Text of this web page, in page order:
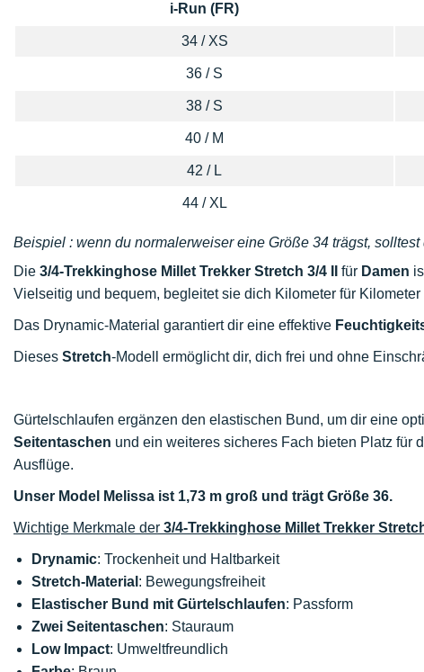
i-Run (FR)
34 / XS
36 / S
38 / S
40 / M
42 / L
44 / XL
Beispiel : wenn du normalerweiser eine Größe 34 trägst,
Die 3/4-Trekkinghose Millet Trekker Stretch 3/4 II für Damen
Vielseitig und bequem, begleitet sie dich Kilometer für
Das Drynamic-Material garantiert dir eine effektive
Dieses Stretch-Modell ermöglicht dir, dich frei und ohne
Gürtelschlaufen ergänzen den elastischen Bund, um dir eine
Seitentaschen und ein weiteres sicheres Fach bieten Platz für
Ausflüge.
Unser Model Melissa ist 1,73 m groß und trägt Größe 36.
Wichtige Merkmale der 3/4-Trekkinghose Millet Trekker Stretch
Drynamic: Trockenheit und Haltbarkeit
Stretch-Material : Bewegungsfreiheit
Elastischer Bund mit Gürtelschlaufen: Passform
Zwei Seitentaschen: Stauraum
Low Impact: Umweltfreundlich